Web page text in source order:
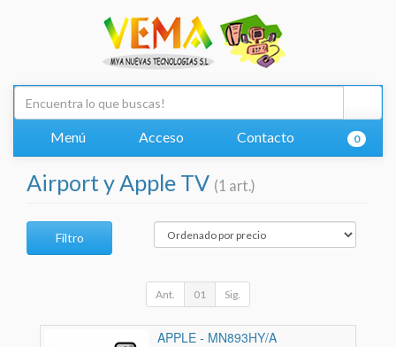
Menú Acceso Contacto 0
Airport y Apple TV (1 art.)
Filtro
Ant. 01 Sig.
APPLE - MN893HY/A